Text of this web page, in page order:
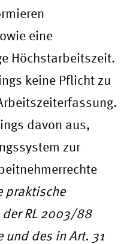
eine
Höchstarbeitszeit.
keine Pflicht zu
davon aus,
zur
praktische
der RL 2003/88
und des in Art. 31